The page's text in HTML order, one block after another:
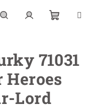
košík
71031
Heroes
Lord